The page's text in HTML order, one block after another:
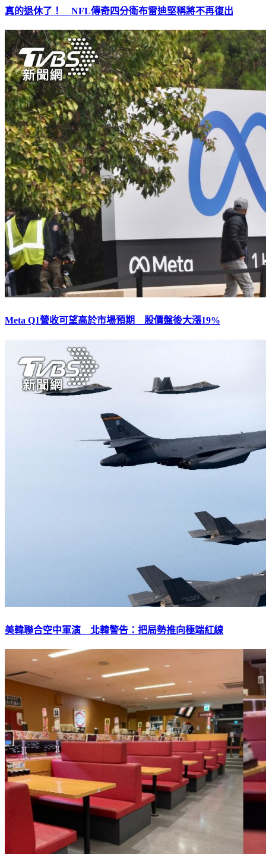
真的退休了！ NFL傳奇四分衛布雷迪堅稱將不再復出
Meta Q1營收可望高於市場預期 股價盤後大漲19%
美韓聯合空中軍演 北韓警告：把局勢推向極端紅線